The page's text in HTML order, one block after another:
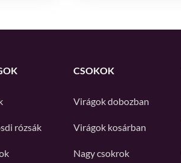
rózsák
CSOKOK
Virágok dobozban
Virágok kosárban
Nagy csokrok